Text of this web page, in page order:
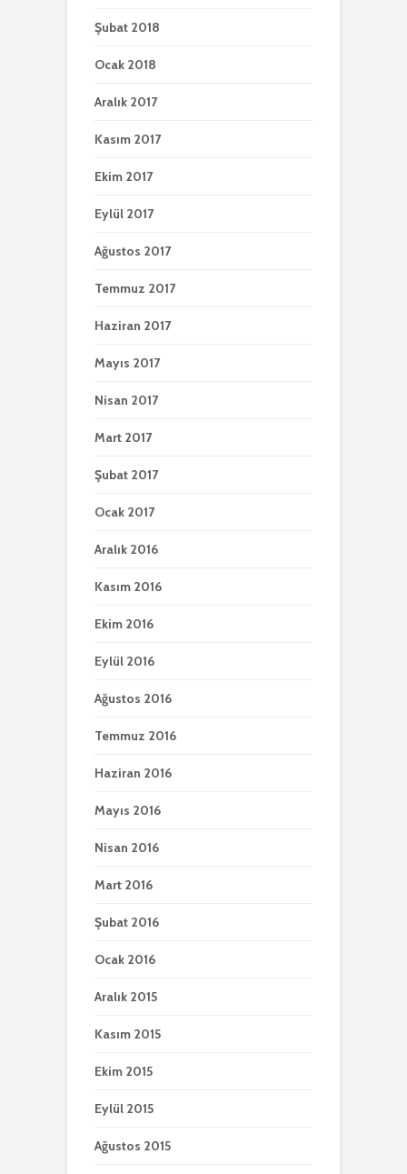
Şubat 2018
Ocak 2018
Aralık 2017
Kasım 2017
Ekim 2017
Eylül 2017
Ağustos 2017
Temmuz 2017
Haziran 2017
Mayıs 2017
Nisan 2017
Mart 2017
Şubat 2017
Ocak 2017
Aralık 2016
Kasım 2016
Ekim 2016
Eylül 2016
Ağustos 2016
Temmuz 2016
Haziran 2016
Mayıs 2016
Nisan 2016
Mart 2016
Şubat 2016
Ocak 2016
Aralık 2015
Kasım 2015
Ekim 2015
Eylül 2015
Ağustos 2015